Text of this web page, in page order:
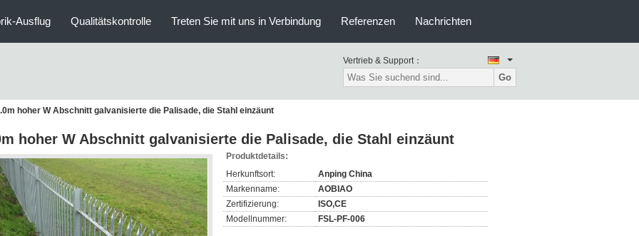
Ausflug Qualitätskontrolle Treten Sie mit uns in Verbindung Referenzen Nachrichten
Vertrieb & Support：
Go
hoher W Abschnitt galvanisierte die Palisade, die Stahl einzäunt
hoher W Abschnitt galvanisierte die Palisade, die Stahl einzäunt
Produktdetails:
Herkunftsort:
Anping China
Markenname:
AOBIAO
Zertifizierung:
ISO,CE
Modellnummer:
FSL-PF-006